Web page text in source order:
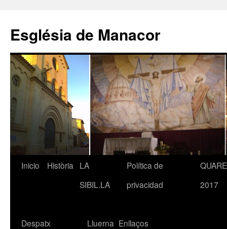
contenido
Església de Manacor
Inicio Història
LA
SIBIL.LA
Política de
privacidad
2017
Despatx
Lluerna Enllaços